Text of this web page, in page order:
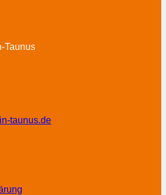
Taunus
taunus.de